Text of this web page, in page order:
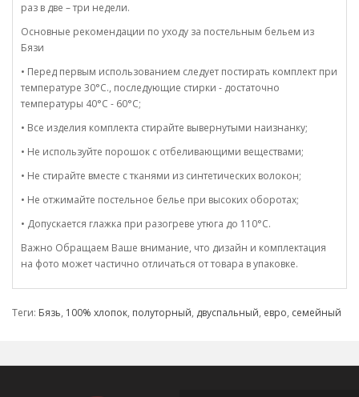
раз в две – три недели.
Основные рекомендации по уходу за постельным бельем из
Бязи
• Перед первым использованием следует постирать комплект при
температуре 30°C., последующие стирки - достаточно
температуры 40°C - 60°C;
• Все изделия комплекта стирайте вывернутыми наизнанку;
• Не используйте порошок с отбеливающими веществами;
• Не стирайте вместе с тканями из синтетических волокон;
• Не отжимайте постельное белье при высоких оборотах;
• Допускается глажка при разогреве утюга до 110°C.
Важно Обращаем Ваше внимание, что дизайн и комплектация
на фото может частично отличаться от товара в упаковке.
Теги: Бязь, 100% хлопок, полуторный, двуспальный, евро, семейный